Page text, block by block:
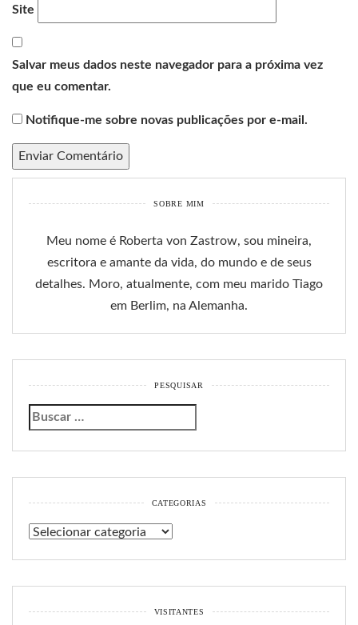
Site
Salvar meus dados neste navegador para a próxima vez
que eu comentar.
Notifique-me sobre novas publicações por e-mail.
SOBRE MIM
Meu nome é Roberta von Zastrow, sou mineira,
escritora e amante da vida, do mundo e de seus
detalhes. Moro, atualmente, com meu marido Tiago
em Berlim, na Alemanha.
PESQUISAR
CATEGORIAS
Categorias
VISITANTES